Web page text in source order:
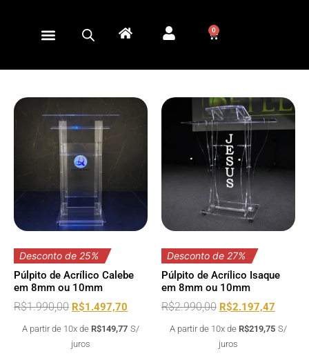
0
Desconto de 25%
Púlpito de Acrílico Calebe
em 8mm ou 10mm
R$1.990,00 R$1.497,70
A partir de 10x de R$149,77 S/
juros
Desconto de 27%
Púlpito de Acrílico Isaque
em 8mm ou 10mm
R$2.990,00 R$2.197,47
A partir de 10x de R$219,75 S/
juros